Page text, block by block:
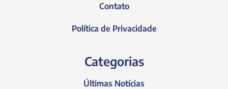
Contato
Política de Privacidade
Categorias
Últimas Notícias